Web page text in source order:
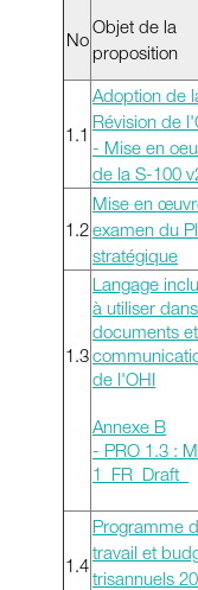
No
Objet de la
proposition
1.1
Adoption de
Révision de
- Mise en
de la S-100
1.2
Mise en
examen du
stratégique
1.3
Langage
à utiliser
documents et
de l'OHI
Annexe B
- PRO 1.3 :
1_FR_Draft_
1.4
Programme
travail et
trisannuels